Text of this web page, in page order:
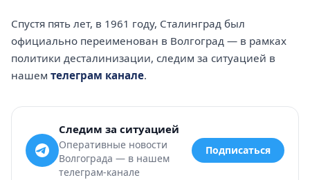
Спустя пять лет, в 1961 году, Сталинград был
официально переименован в Волгоград — в рамках
политики десталинизации, следим за ситуацией в
нашем телеграм канале.
Следим за ситуацией
Оперативные новости
Волгограда — в нашем
телеграм-канале
Подписаться